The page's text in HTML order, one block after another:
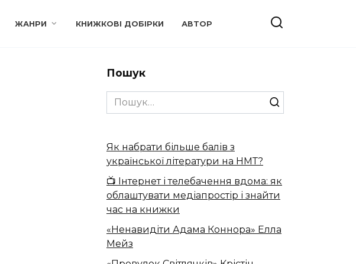
ЖАНРИ КНИЖКОВІ ДОБІРКИ АВТОР
Пошук
Search
for:
Як набрати більше балів з
української літератури на НМТ?
📺 Інтернет і телебачення вдома: як
облаштувати медіапростір і знайти
час на книжки
«Ненавидіти Адама Коннора» Елла
Мейз